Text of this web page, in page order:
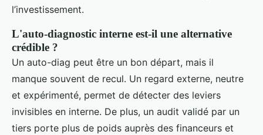
l’investissement.
L'auto-diagnostic interne est-il une alternative
crédible ?
Un auto-diag peut être un bon départ, mais il
manque souvent de recul. Un regard externe, neutre
et expérimenté, permet de détecter des leviers
invisibles en interne. De plus, un audit validé par un
tiers porte plus de poids auprès des financeurs et